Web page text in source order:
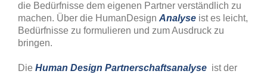
die Bedürfnisse dem eigenen Partner verständlich zu
machen. Über die HumanDesign Analyse ist es leicht,
Bedürfnisse zu formulieren und zum Ausdruck zu
bringen.
Die Human Design Partnerschaftsanalyse ist der